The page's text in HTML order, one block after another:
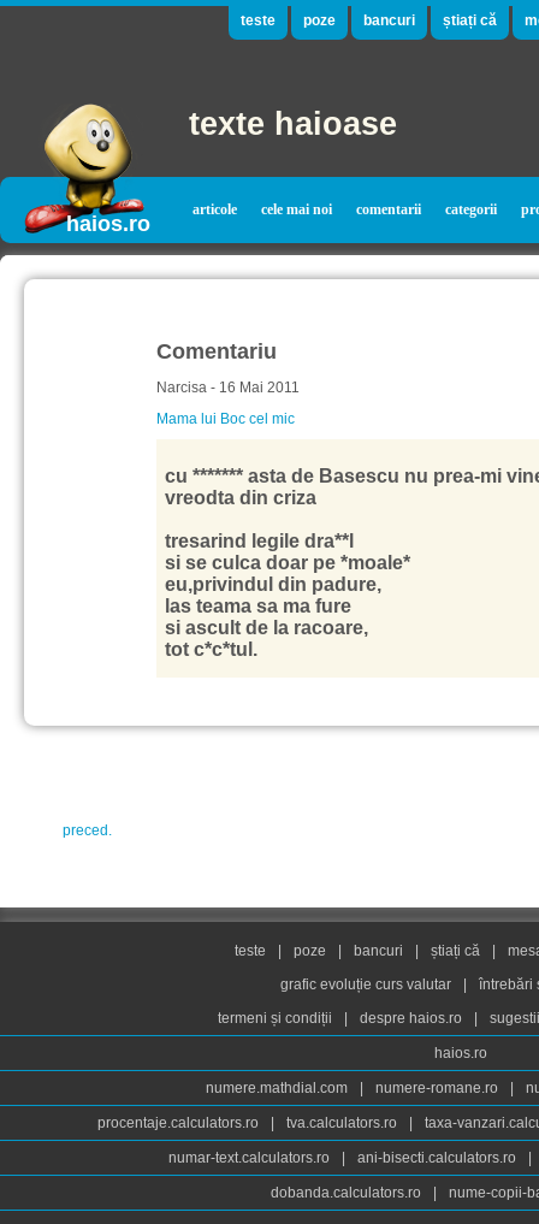
teste poze bancuri știați că
texte haioase
haios.ro
articole cele mai noi comentarii categorii
Comentariu
Narcisa - 16 Mai 2011
Mama lui Boc cel mic
cu ******* asta de Basescu nu prea-mi
vreodta din criza
tresarind legile dra**l
si se culca doar pe *moale*
eu,privindul din padure,
las teama sa ma fure
si ascult de la racoare,
tot c*c*tul.
preced.
teste poze bancuri știați că
grafic evoluție curs valutar
întrebări
termeni și condiții
despre haios.ro
haios.ro
numere.mathdial.com numere-romane.ro
procentaje.calculators.ro tva.calculators.ro taxa-
numar-text.calculators.ro ani-bisecti.calculators.ro
dobanda.calculators.ro nume-copii-